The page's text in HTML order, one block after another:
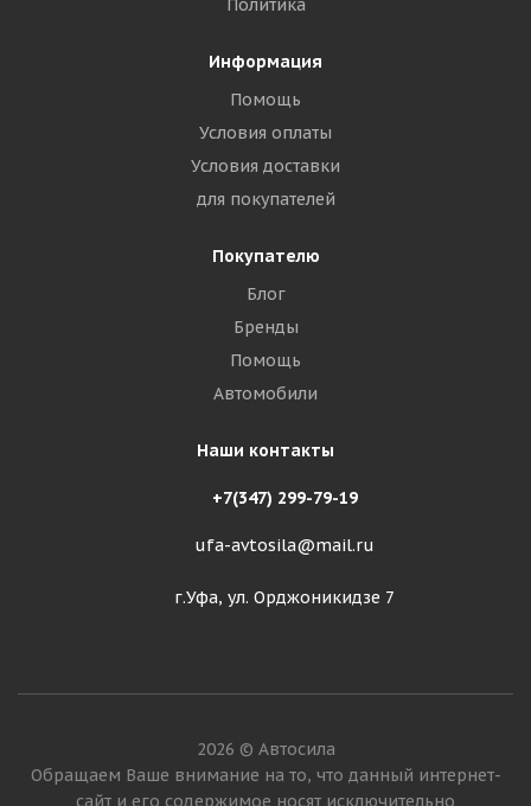
Политика
Информация
Помощь
Условия оплаты
Условия доставки
для покупателей
Покупателю
Блог
Бренды
Помощь
Автомобили
Наши контакты
+7(347) 299-79-19
ufa-avtosila@mail.ru
г.Уфа, ул. Орджоникидзе 7
2026 © Автосила
Обращаем Ваше внимание на то, что данный интернет-
сайт и его содержимое носят исключительно